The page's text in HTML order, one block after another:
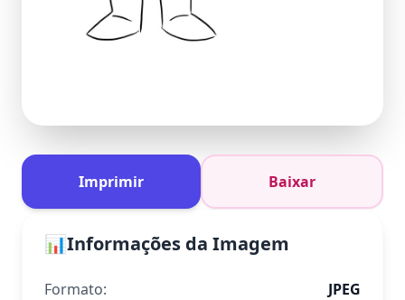
Imprimir Baixar
📊Informações da Imagem
Formato: JPEG